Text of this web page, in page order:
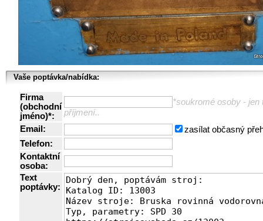
Vaše poptávka/nabídka:
Firma
(obchodní
jméno)*:
*soukromé osoby - jen
příjmení..
Email:
zasílat občasný
Telefon:
Kontaktní
osoba:
Text
poptávky: